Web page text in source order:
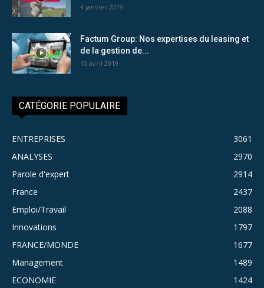
4 janvier 2019
Factum Group: Nos expertises du leasing et
de la gestion de...
10 avril 2019
CATÉGORIE POPULAIRE
ENTREPRISES
3061
ANALYSES
2970
Parole d'expert
2914
France
2437
Emploi/Travail
2088
Innovations
1797
FRANCE/MONDE
1677
Management
1489
ECONOMIE
1424